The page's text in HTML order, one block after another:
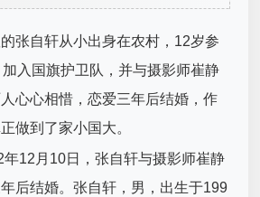
张自轩从小出身在农村，12岁参
入国旗护卫队，并与摄影师崔静
心心相惜，恋爱三年后结婚，作
做到了家小国大。
12月10日，张自轩与摄影师崔静
后结婚。张自轩，男，出生于199